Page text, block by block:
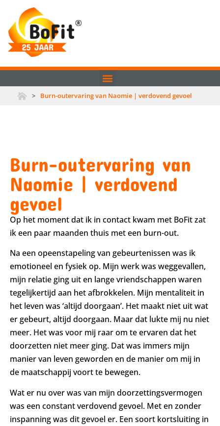
> Burn-outervaring van Naomie | verdovend gevoel
Burn-outervaring van
Naomie | verdovend
gevoel
Op het moment dat ik in contact kwam met BoFit zat
ik een paar maanden thuis met een burn-out.
Na een opeenstapeling van gebeurtenissen was ik
emotioneel en fysiek op. Mijn werk was weggevallen,
mijn relatie ging uit en lange vriendschappen waren
tegelijkertijd aan het afbrokkelen. Mijn mentaliteit in
het leven was ‘altijd doorgaan’. Het maakt niet uit wat
er gebeurt, altijd doorgaan. Maar dat lukte mij nu niet
meer. Het was voor mij raar om te ervaren dat het
doorzetten niet meer ging. Dat was immers mijn
manier van leven geworden en de manier om mij in
de maatschappij voort te bewegen.
Wat er nu over was van mijn doorzettingsvermogen
was een constant verdovend gevoel. Met en zonder
inspanning was dit gevoel er. Een soort kortsluiting in